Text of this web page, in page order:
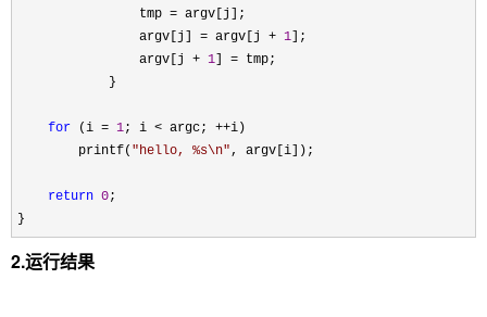
                tmp
= argv[j];
                argv[j]
= argv[j + 1 ];
                argv[j
+ 1 ] = tmp;
            }
for (i = 1; i < argc; ++i)
        printf(
"hello, %s\n", argv[i]);
return 0;
}
2.运行结果